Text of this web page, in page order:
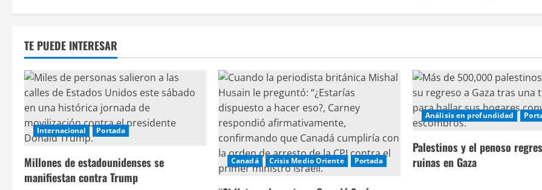
ó
n
d
e
e
n
t
TE PUEDE INTERESAR
Internacional Portada
Millones de estadounidenses se
manifiestan contra Trump
Canadá Crisis Medio Oriente Portada
Análisis en profundidad
Palestinos y el penoso
ruinas en Gaza